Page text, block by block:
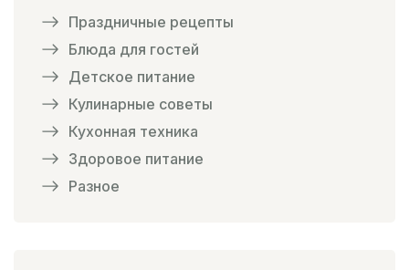
Праздничные рецепты
Блюда для гостей
Детское питание
Кулинарные советы
Кухонная техника
Здоровое питание
Разное